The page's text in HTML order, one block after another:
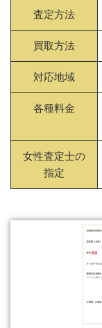
査定方法
買取方法
対応地域
各種料金
女性査定士の
指定